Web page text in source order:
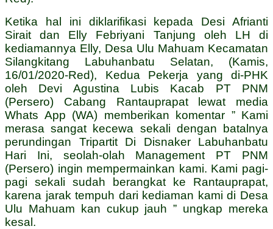
Ketika hal ini diklarifikasi kepada Desi Afrianti
Sirait dan Elly Febriyani Tanjung oleh LH di
kediamannya Elly, Desa Ulu Mahuam Kecamatan
Silangkitang Labuhanbatu Selatan, (Kamis,
16/01/2020-Red), Kedua Pekerja yang di-PHK
oleh Devi Agustina Lubis Kacab PT PNM
(Persero) Cabang Rantauprapat lewat media
Whats App (WA) memberikan komentar ” Kami
merasa sangat kecewa sekali dengan batalnya
perundingan Tripartit Di Disnaker Labuhanbatu
Hari Ini, seolah-olah Management PT PNM
(Persero) ingin mempermainkan kami. Kami pagi-
pagi sekali sudah berangkat ke Rantauprapat,
karena jarak tempuh dari kediaman kami di Desa
Ulu Mahuam kan cukup jauh ” ungkap mereka
kesal.